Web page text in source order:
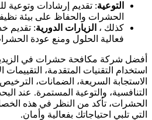
التوعية: تقديم إرشادات وتوعية
الحشرات والحفاظ على بيئة
كذلك ، الزيارات الدورية: تقديم
فعالية الحلول ومنع عودة
أفضل شركة مكافحة حشرات في الزيدية
استخدام التقنيات المتقدمة، التقييمات
الاستجابة السريعة، الضمانات،
التنافسية، والتوعية المستمرة. عند
الحشرات، تأكد من النظر في هذه
التي تلبي احتياجاتك بفعالية وأمان.